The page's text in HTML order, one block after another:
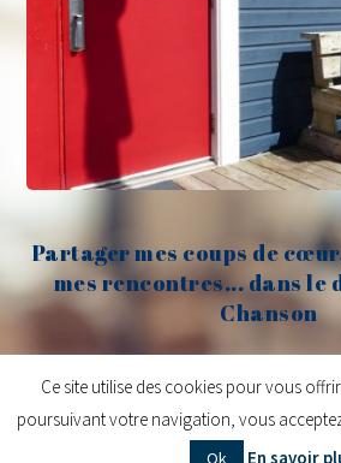
Partager mes coups de
mes rencontres... dans le
Chanson
Claude Fèvre | Chanter c'est
Ce site utilise des cookies pour vous
poursuivant votre navigation, vous
Ok En savoir